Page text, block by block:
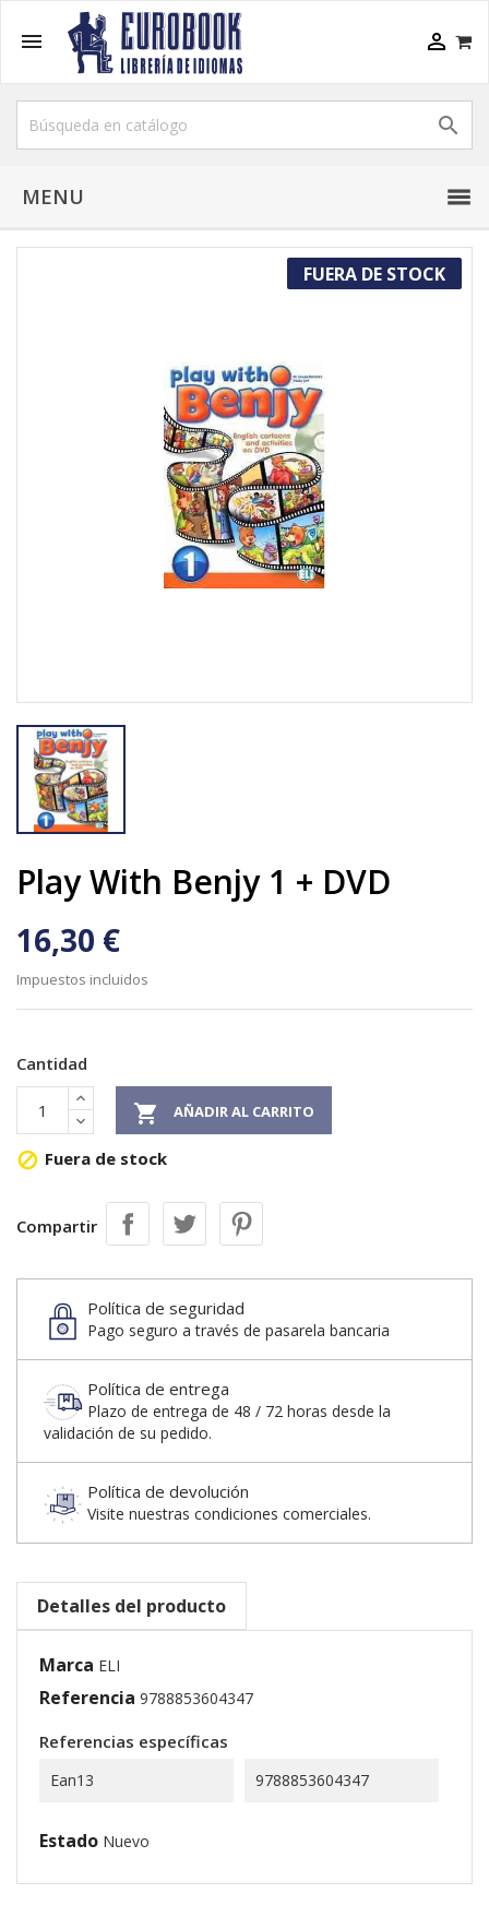
 

MENU
FUERA DE STOCK
Play With Benjy 1 + DVD
16,30 €
Impuestos incluidos
Cantidad
 AÑADIR AL CARRITO
 Fuera de stock
Compartir
Política de seguridad
Pago seguro a través de pasarela bancaria
Política de entrega
Plazo de entrega de 48 / 72 horas desde la
validación de su pedido.
Política de devolución
Visite nuestras condiciones comerciales.
Detalles del producto
Marca ELI
Referencia 9788853604347
Referencias específicas
Ean13 9788853604347
Estado Nuevo